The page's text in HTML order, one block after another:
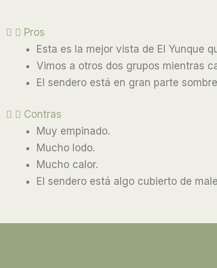
Pros
Esta es la mejor vista de El Yunque
Vimos a otros dos grupos mientras
El sendero está en gran parte
Contras
Muy empinado.
Mucho lodo.
Mucho calor.
El sendero está algo cubierto de